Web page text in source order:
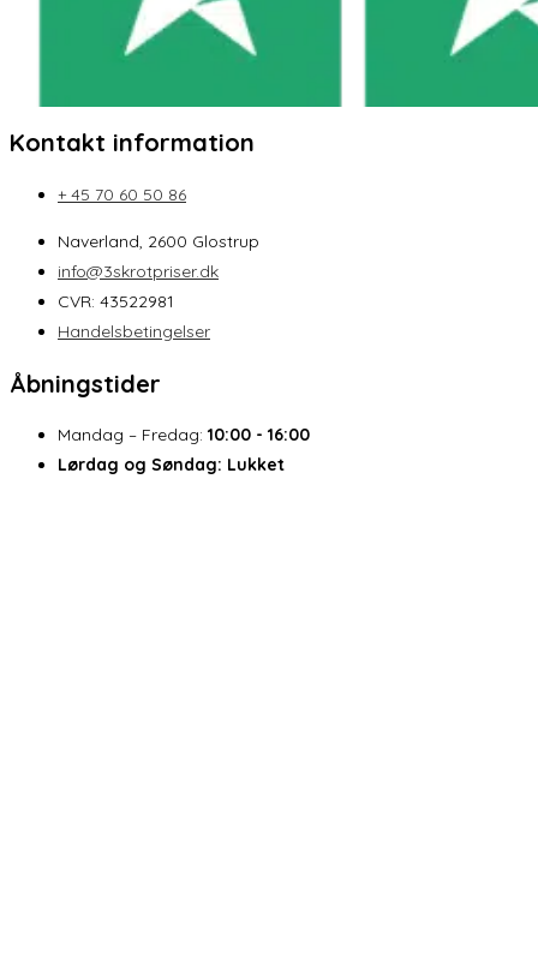
Kontakt information
+ 45 70 60 50 86
Naverland, 2600 Glostrup
info@3skrotpriser.dk
CVR: 43522981
Handelsbetingelser
Åbningstider
Mandag – Fredag: 10:00 - 16:00
Lørdag og Søndag: Lukket